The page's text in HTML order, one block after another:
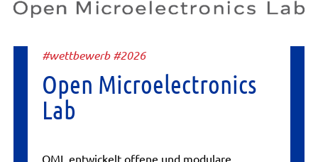
#wettbewerb #2026
Open Microelectronics
Lab
OML entwickelt offene und modulare